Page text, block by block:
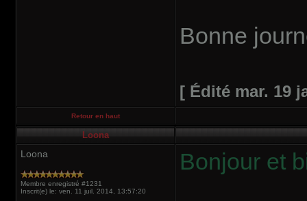
Bonne
[ Édité mar. 19
Retour en haut
Loona
Loona
Membre enregistré #1231
Inscrit(e) le: ven. 11 juil. 2014, 13:57:20
Bonjour et